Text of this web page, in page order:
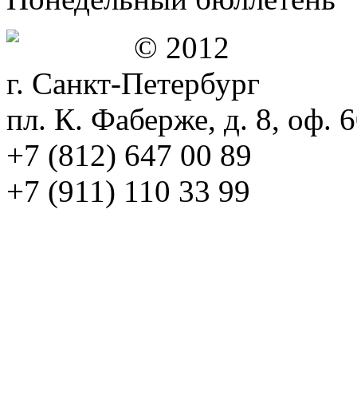
© 2012
г. Санкт-Петербург
пл. К. Фаберже, д. 8, оф.
+7 (812) 647 00 89
+7 (911) 110 33 99